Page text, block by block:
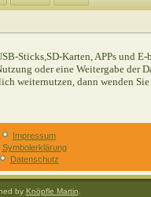
Sticks,SD-Karten, APPs und
oder eine Weitergabe der
weiternutzen, dann wenden
Impressum
Symbolerklärung
Datenschutz
by Knöpfle Martin